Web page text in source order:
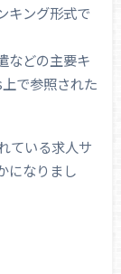
キング形式で
などの主要キ
で参照された
ている求人サ
になりまし